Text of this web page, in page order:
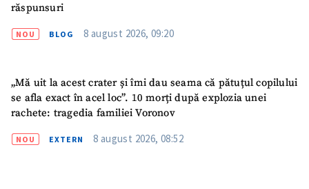
răspunsuri
NOU BLOG 8 august 2026, 09:20
„Mă uit la acest crater și îmi dau seama că pătuțul copilului
se afla exact în acel loc”. 10 morți după explozia unei
rachete: tragedia familiei Voronov
NOU EXTERN 8 august 2026, 08:52